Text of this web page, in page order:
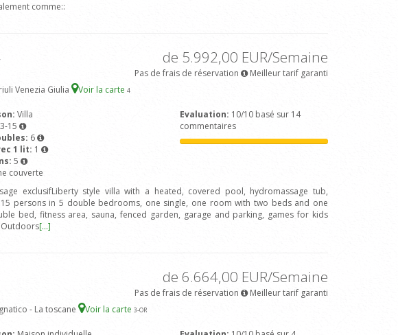
comme::
de 5.992,00 EUR/Semaine
Pas de frais de réservation
Meilleur tarif garanti
Venezia Giulia Voir la carte 4
Villa
15
6
1 lit: 1
5
couverte
Evaluation: 10/10 basé sur 14
commentaires
exclusifLiberty style villa with a heated, covered pool, hydromassage tub,
persons in 5 double bedrooms, one single, one room with two beds and one
bed, fitness area, sauna, fenced garden, garage and parking, games for kids
[...]
de 6.664,00 EUR/Semaine
Pas de frais de réservation
Meilleur tarif garanti
- La toscane Voir la carte 3-OR